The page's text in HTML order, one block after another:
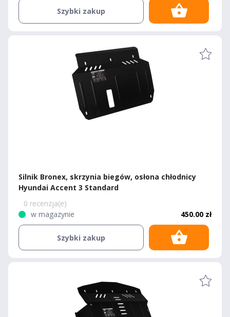
Szybki zakup
Silnik Bronex, skrzynia biegów, osłona chłodnicy
Hyundai Accent 3 Standard
0 recenzja(e)
w magazynie
450.00 zł
Szybki zakup